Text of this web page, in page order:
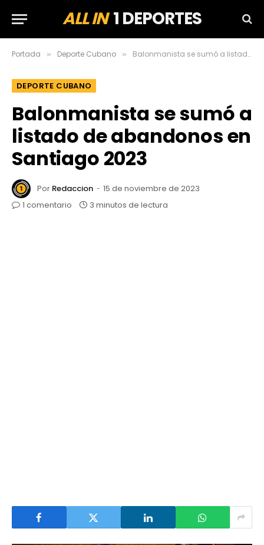
ALL IN1 DEPORTES
Portada » Deporte Cubano » Balonmanista se sumó a listado de abandonos en Santiago 2023
DEPORTE CUBANO
Balonmanista se sumó a
listado de abandonos en
Santiago 2023
Por Redaccion
15 de noviembre de 2023
1 comentario
3 minutos de lectura